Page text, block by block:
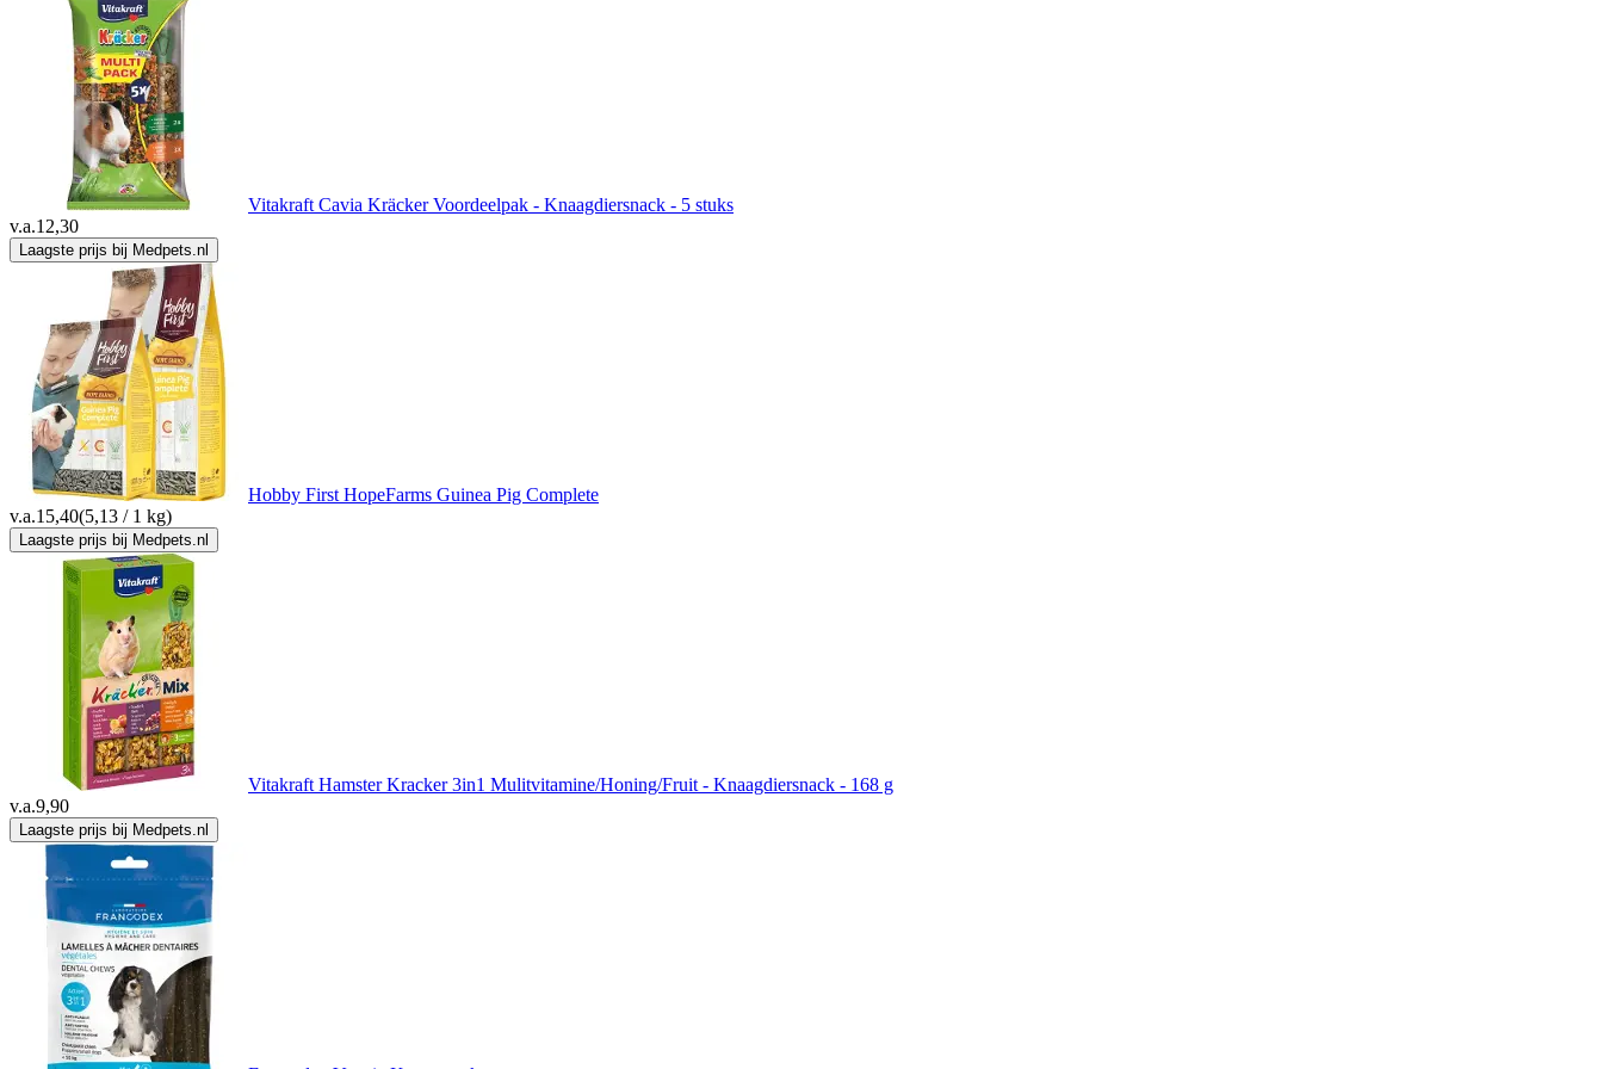
Vitakraft Cavia Kräcker Voordeelpak - Knaagdiersnack - 5 stuks
v.a.12,30
Laagste prijs bij Medpets.nl
Hobby First HopeFarms Guinea Pig Complete
v.a.15,40(5,13 / 1 kg)
Laagste prijs bij Medpets.nl
Vitakraft Hamster Kracker 3in1 Mulitvitamine/Honing/Fruit - Knaagdiersnack - 168 g
v.a.9,90
Laagste prijs bij Medpets.nl